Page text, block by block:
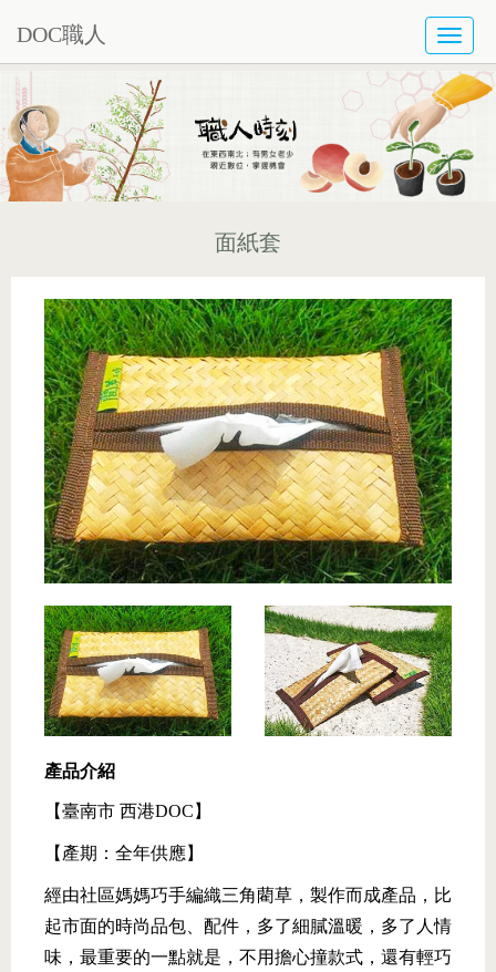
DOC職人
面紙套
產品介紹
【臺南市 西港DOC】
【產期：全年供應】
經由社區媽媽巧手編織三角藺草，製作而成產品，比
起市面的時尚品包、配件，多了細膩溫暖，多了人情
味，最重要的一點就是，不用擔心撞款式，還有輕巧